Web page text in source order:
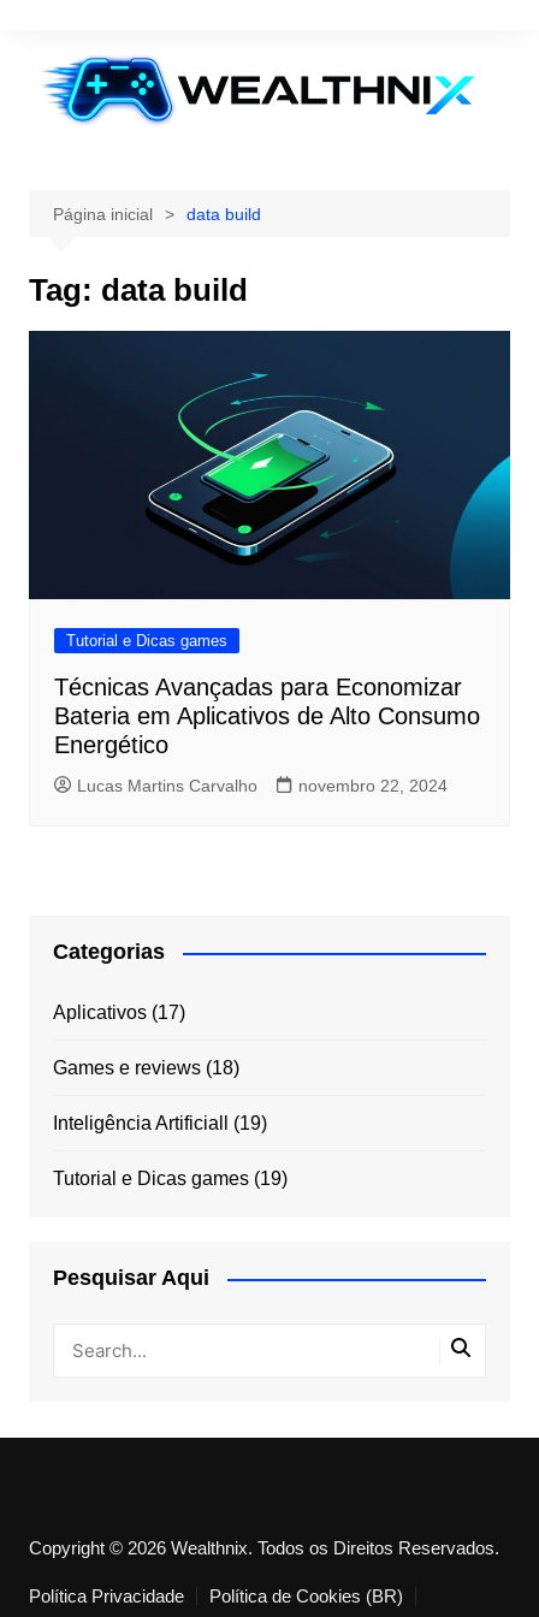
conteúdo
Página inicial data build
Tag: data build
Tutorial e Dicas games
Técnicas Avançadas para Economizar
Bateria em Aplicativos de Alto Consumo
Energético
Lucas Martins Carvalho novembro 22, 2024
Categorias
Aplicativos(17)
Games e reviews(18)
Inteligência Artificiall (19)
Tutorial e Dicas games(19)
Pesquisar Aqui
Copyright © 2026 Wealthnix. Todos os Direitos Reservados.
Política Privacidade
Política de Cookies (BR)